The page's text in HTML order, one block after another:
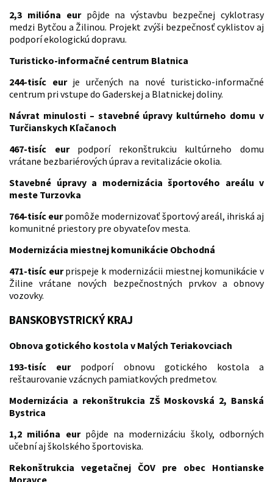
2,3 milióna eurpôjde na výstavbu bezpečnej cyklotrasy
medzi Bytčou a Žilinou. Projekt zvýši bezpečnosť cyklistov aj
podporí ekologickú dopravu.
Turisticko-informačné centrum Blatnica
244-tisíc eurje určených na nové turisticko-informačné
centrum pri vstupe do Gaderskej a Blatnickej doliny.
Návrat minulosti – stavebné úpravy kultúrneho domu v
Turčianskych Kľačanoch
467-tisíc eurpodporí rekonštrukciu kultúrneho domu
vrátane bezbariérových úprav a revitalizácie okolia.
Stavebné úpravy a modernizácia športového areálu v
meste Turzovka
764-tisíc eurpomôže modernizovať športový areál, ihriská aj
komunitné priestory pre obyvateľov mesta.
Modernizácia miestnej komunikácie Obchodná
471-tisíc eurprispeje k modernizácii miestnej komunikácie v
Žiline vrátane nových bezpečnostných prvkov a obnovy
vozovky.
BANSKOBYSTRICKÝ KRAJ
Obnova gotického kostola v Malých Teriakovciach
193-tisíc eurpodporí obnovu gotického kostola a
reštaurovanie vzácnych pamiatkových predmetov.
Modernizácia a rekonštrukcia ZŠ Moskovská 2, Banská
Bystrica
1,2 milióna eurpôjde na modernizáciu školy, odborných
učební aj školského športoviska.
Rekonštrukcia vegetačnej ČOV pre obec Hontianske